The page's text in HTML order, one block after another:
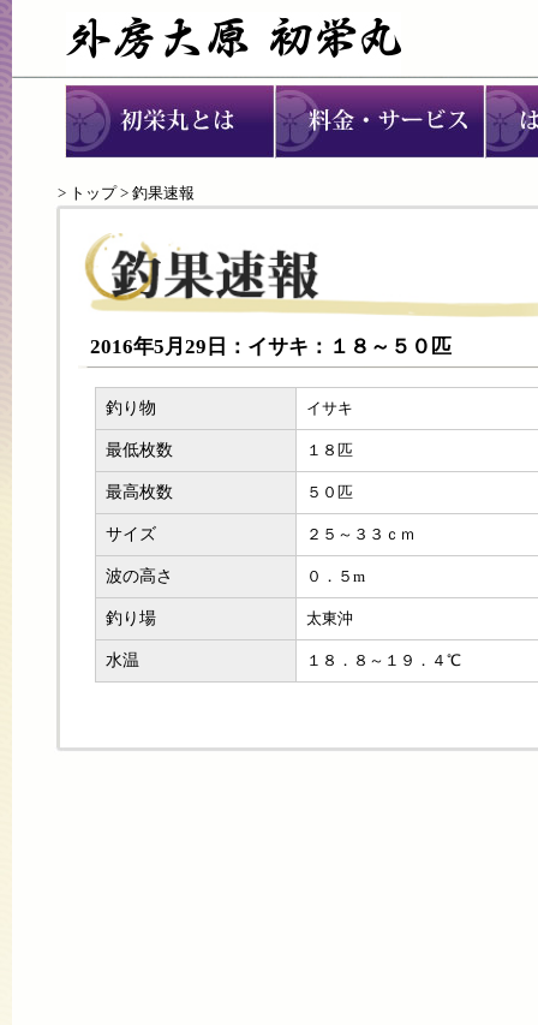
> トップ> 釣果速報
2016年5月29日：イサキ：１８～５０匹
釣り物 イサキ
最低枚数 １８匹
最高枚数 ５０匹
サイズ ２５～３３ｃｍ
波の高さ ０．５m
釣り場 太東沖
水温 １８．８～１９．４℃